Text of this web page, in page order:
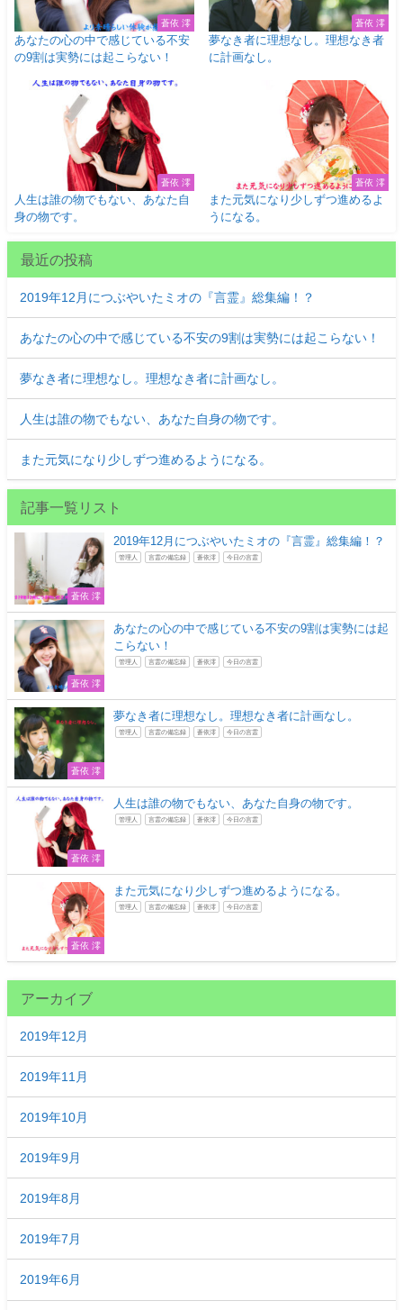
蒼依 澪
あなたの心の中で感じている不安
の9割は実勢には起こらない！
蒼依 澪
夢なき者に理想なし。理想なき者
に計画なし。
蒼依 澪
人生は誰の物でもない、あなた自
身の物です。
蒼依 澪
また元気になり少しずつ進めるよ
うになる。
最近の投稿
2019年12月につぶやいたミオの『言霊』総集編！？
あなたの心の中で感じている不安の9割は実勢には起こらない！
夢なき者に理想なし。理想なき者に計画なし。
人生は誰の物でもない、あなた自身の物です。
また元気になり少しずつ進めるようになる。
記事一覧リスト
蒼依 澪
2019年12月につぶやいたミオの『言霊』総集編！？
管理人 言霊の備忘録 蒼依澪 今日の言霊
蒼依 澪
あなたの心の中で感じている不安の9割は実勢には起
こらない！
管理人 言霊の備忘録 蒼依澪 今日の言霊
蒼依 澪
夢なき者に理想なし。理想なき者に計画なし。
管理人 言霊の備忘録 蒼依澪 今日の言霊
蒼依 澪
人生は誰の物でもない、あなた自身の物です。
管理人 言霊の備忘録 蒼依澪 今日の言霊
蒼依 澪
また元気になり少しずつ進めるようになる。
管理人 言霊の備忘録 蒼依澪 今日の言霊
アーカイブ
2019年12月
2019年11月
2019年10月
2019年9月
2019年8月
2019年7月
2019年6月